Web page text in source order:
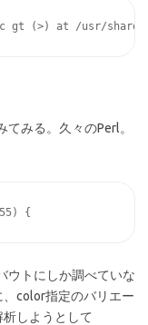
みる。久々のPerl。
ウトにしか調べていな
color指定のバリエー
しようとして